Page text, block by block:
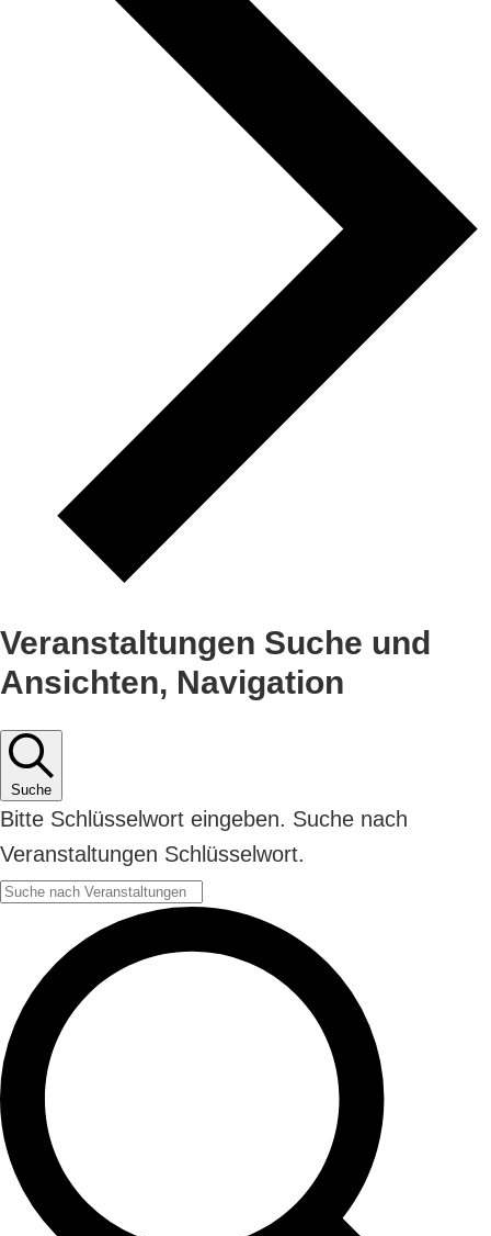
Veranstaltungen Suche und
Ansichten, Navigation
Suche
Bitte Schlüsselwort eingeben. Suche nach
Veranstaltungen Schlüsselwort.